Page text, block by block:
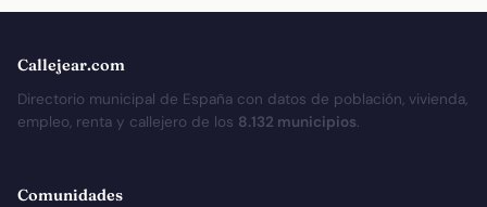
Callejear.com
Directorio municipal de España con datos de población, vivienda,
empleo, renta y callejero de los 8.132 municipios.
Comunidades